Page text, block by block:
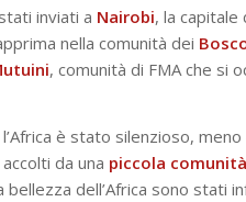
inviati a Nairobi, la
nella comunità dei
, comunità di FMA che si
è stato silenzioso,
da una piccola comunità
bellezza dell’Africa sono stati